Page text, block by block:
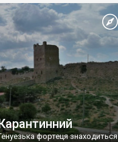
фортеця знаходиться